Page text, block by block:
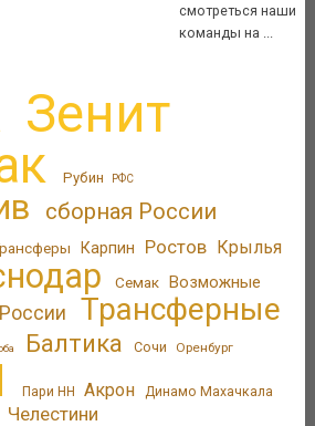
смотреться наши
команды на ...
Зенит
Рубин РФС
сборная России
Карпин Ростов Крылья
Семак Возможные
Трансферные
Балтика Сочи Оренбург
Пари НН Акрон Динамо Махачкала
Челестини